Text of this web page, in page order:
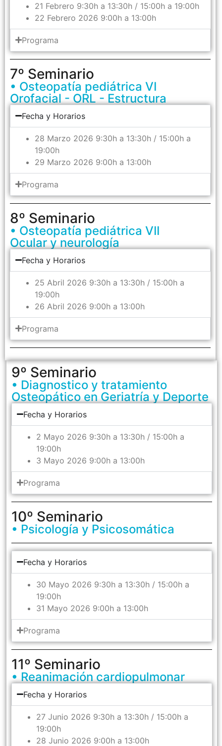
21 Febrero 9:30h a 13:30h / 15:00h a 19:00h
22 Febrero 2026 9:00h a 13:00h
Programa
7º Seminario
• Osteopatía pediátrica VI
Orofacial - ORL - Estructura
Fecha y Horarios
28 Marzo 2026 9:30h a 13:30h / 15:00h a
19:00h
29 Marzo 2026 9:00h a 13:00h
Programa
8º Seminario
• Osteopatía pediátrica VII
Ocular y neurología
Fecha y Horarios
25 Abril 2026 9:30h a 13:30h / 15:00h a
19:00h
26 Abril 2026 9:00h a 13:00h
Programa
9º Seminario
• Diagnostico y tratamiento
Osteopático en Geriatría y Deporte
Fecha y Horarios
2 Mayo 2026 9:30h a 13:30h / 15:00h a
19:00h
3 Mayo 2026 9:00h a 13:00h
Programa
10º Seminario
• Psicología y Psicosomática
Fecha y Horarios
30 Mayo 2026 9:30h a 13:30h / 15:00h a
19:00h
31 Mayo 2026 9:00h a 13:00h
Programa
11º Seminario
• Reanimación cardiopulmonar
Fecha y Horarios
27 Junio 2026 9:30h a 13:30h / 15:00h a
19:00h
28 Junio 2026 9:00h a 13:00h